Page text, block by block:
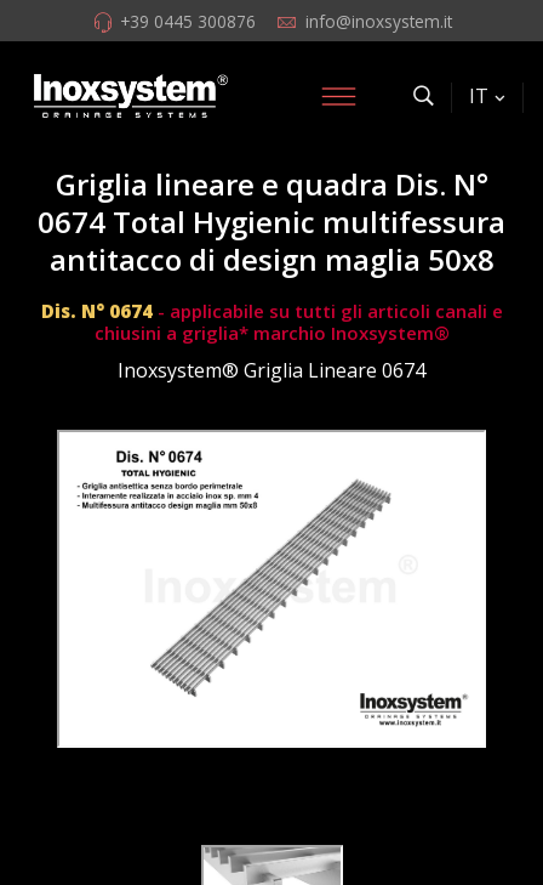
+39 0445 300876 info@inoxsystem.it
IT
Griglia lineare e quadra Dis. N°
0674 Total Hygienic multifessura
antitacco di design maglia 50x8
Dis. N° 0674- applicabile su tutti gli articoli canali e
chiusini a griglia* marchio Inoxsystem®
Inoxsystem® Griglia Lineare 0674